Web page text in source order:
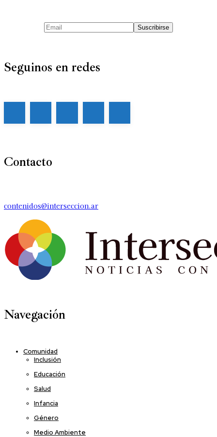
Seguinos en redes
Contacto
contenidos@interseccion.ar
Navegación
Comunidad
Inclusión
Educación
Salud
Infancia
Género
Medio Ambiente